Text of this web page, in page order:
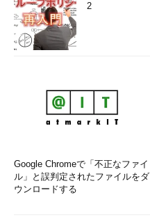
2
Google Chromeで「不正なファイ
ル」と誤判定されたファイルをダ
ウンロードする